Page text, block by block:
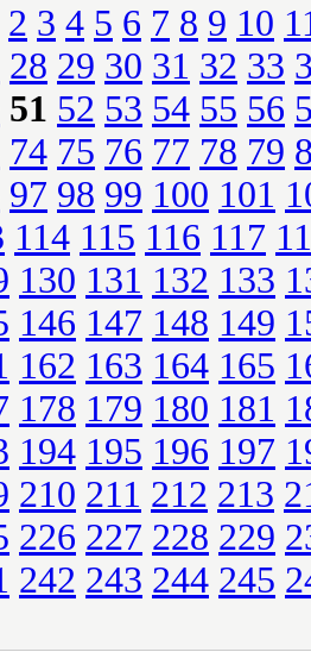
2 3 4 5 6 7 8 9 10
28 29 30 31 32 33
51 52 53 54 55 56
74 75 76 77 78 79
97 98 99 100 101
114 115 116 117
130 131 132 133
146 147 148 149
162 163 164 165
178 179 180 181
194 195 196 197
210 211 212 213
226 227 228 229
242 243 244 245